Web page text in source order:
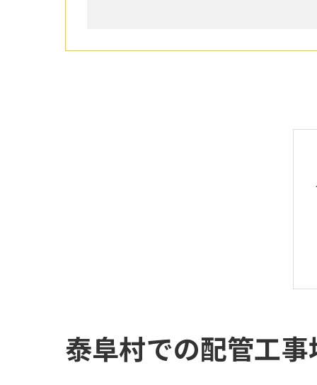
泰阜村での配管工